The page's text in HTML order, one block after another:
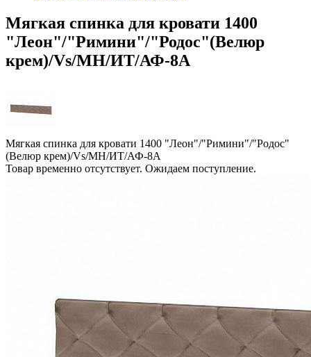
Мягкая спинка для кровати 1400
"Леон"/"Римини"/"Родос"(Велюр
крем)/Vs/МН/ИТ/АФ-8А
Мягкая спинка для кровати 1400 "Леон"/"Римини"/"Родос"
(Велюр крем)/Vs/МН/ИТ/АФ-8А
Товар временно отсутствует. Ожидаем поступление.